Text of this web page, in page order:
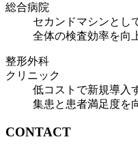
総合病院
セカンドマシンとし
全体の検査効率を向
整形外科
クリニック
低コスト で新規導入
集患と患者満足度を
CONTACT